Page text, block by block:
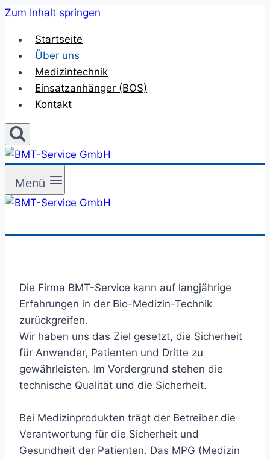
Zum Inhalt springen
Startseite
Über uns
Medizintechnik
Einsatzanhänger (BOS)
Kontakt
Menü
Die Firma BMT-Service kann auf langjährige
Erfahrungen in der Bio-Medizin-Technik
zurückgreifen.
Wir haben uns das Ziel gesetzt, die Sicherheit
für Anwender, Patienten und Dritte zu
gewährleisten. Im Vordergrund stehen die
technische Qualität und die Sicherheit.
Bei Medizinprodukten trägt der Betreiber die
Verantwortung für die Sicherheit und
Gesundheit der Patienten. Das MPG (Medizin